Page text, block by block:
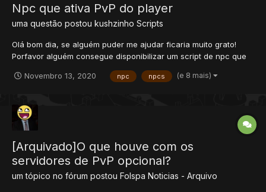
Npc que ativa PvP do player
uma questão postou kushzinho Scripts
Olá bom dia, se alguém puder me ajudar ficaria muito grato!
Porfavor alguém consegue disponibilizar um script de npc que
chega sendo npvp, portanto na cidade terá um npc em que ele
Novembro 13, 2020 npc npcs (e 8 mais)
[Arquivado]O que houve com os
servidores de PvP opcional?
um tópico no fórum postou Folspa Noticias - Arquivo